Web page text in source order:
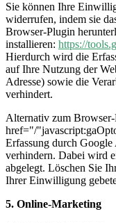
Sie können Ihre
widerrufen, indem sie
Browser-Plugin
installieren: https://
Hierdurch wird die
auf Ihre Nutzung der
Adresse) sowie die
verhindert.
Alternativ zum
href="/
Erfassung durch
verhindern. Dabei wird
abgelegt. Löschen Sie
Ihrer Einwilligung
5. Online-Marketing